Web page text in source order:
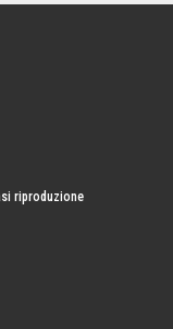
riproduzione